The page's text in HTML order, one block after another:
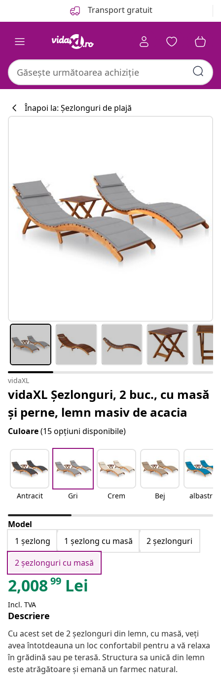
Transport gratuit
Înapoi la: Șezlonguri de plajă
vidaXL
vidaXL Șezlonguri, 2 buc., cu masă
și perne, lemn masiv de acacia
Culoare(15 opțiuni disponibile)
Antracit Gri Crem Bej albastru
Model
1 șezlong
1 șezlong cu masă
2 șezlonguri
2 șezlonguri cu masă
2,00899 Lei
Incl. TVA
Descriere
Cu acest set de 2 șezlonguri din lemn, cu masă, veți
avea întotdeauna un loc confortabil pentru a vă relaxa
în grădină sau pe terasă. Structura sa unică din lemn
este atrăgătoare și emană un farmec natural.